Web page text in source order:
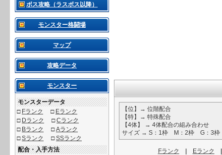
ボス攻略（ラスボス以降）
モンスター格闘場
マップ
攻略データ
モンスター
モンスターデータ
□ Fランク □ Eランク
□ Dランク □Cランク
□ Bランク □Aランク
□Sランク □SSランク
配合・入手方法
【位】→ 位階配合
【特】→ 特殊配合
【4体】 → 4体配合の組み合わせ
サイズ → S：1枠 M：2枠 G：3
Fランク Eランク